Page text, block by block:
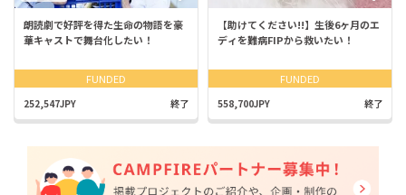
朗読劇で好評を得た生命の物語を豪
華キャストで舞台化したい！
FUNDED
252,547JPY 終了
【助けてください!!】生後6ヶ月のエ
ディを難病FIPから救いたい！
FUNDED
558,700JPY 終了